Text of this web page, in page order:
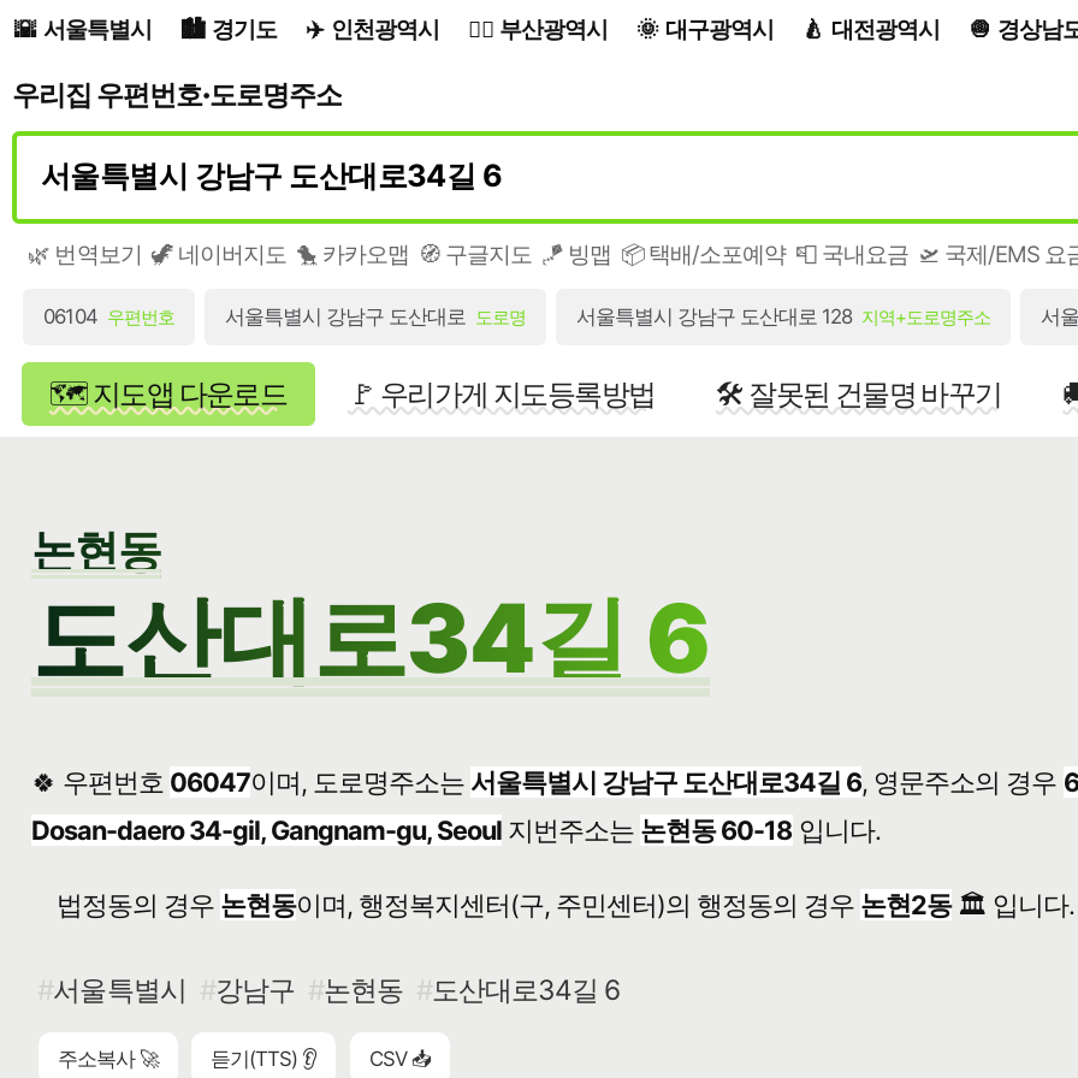
서울특별시 경기도 인천광역시 부산광역시 대구광역시 대전광역시 경상남
우리집 우편번호·도로명주소
🌿 번역보기 🦖 네이버지도 🐤 카카오맵 🧭 구글지도 🪁 빙맵 📦 택배/소포예약 📮 국내요금 🛫 국제/EMS 요
06104 우편번호 서울특별시 강남구 도산대로 도로명 서울특별시 강남구 도산대로 128 지역+도로명주소 서
🗺️ 지도앱 다운로드 🚩 우리가게 지도등록방법 🛠️ 잘못된 건물명 바꾸기
논현동
도산대로34길 6
🍀 우편번호 06047이며, 도로명주소는 서울특별시 강남구 도산대로34길 6, 영문주소의 경우 6
Dosan-daero 34-gil, Gangnam-gu, Seoul 지번주소는 논현동 60-18입니다.
법정동의 경우 논현동이며, 행정복지센터(구, 주민센터)의 행정동의 경우 논현2동🏛️ 입니다.
서울특별시 강남구 논현동 도산대로34길 6
주소복사 🚀 듣기(TTS) 👂 CSV 📥